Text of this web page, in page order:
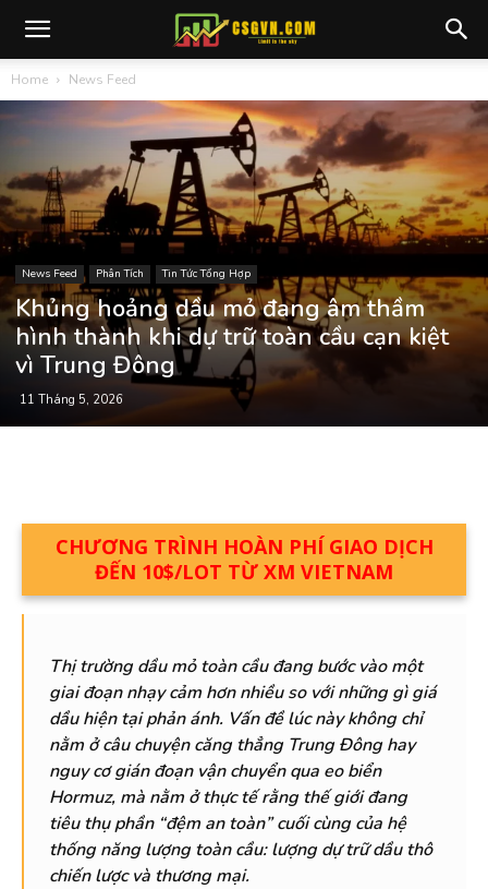
Home News Feed
News Feed Phân Tích Tin Tức Tổng Hợp
Khủng hoảng dầu mỏ đang âm thầm
hình thành khi dự trữ toàn cầu cạn kiệt
vì Trung Đông
11 Tháng 5, 2026
CHƯƠNG TRÌNH HOÀN PHÍ GIAO DỊCH
ĐẾN 10$/LOT TỪ XM VIETNAM
Thị trường dầu mỏ toàn cầu đang bước vào một
giai đoạn nhạy cảm hơn nhiều so với những gì giá
dầu hiện tại phản ánh. Vấn đề lúc này không chỉ
nằm ở câu chuyện căng thẳng Trung Đông hay
nguy cơ gián đoạn vận chuyển qua eo biển
Hormuz, mà nằm ở thực tế rằng thế giới đang
tiêu thụ phần “đệm an toàn” cuối cùng của hệ
thống năng lượng toàn cầu: lượng dự trữ dầu thô
chiến lược và thương mại.